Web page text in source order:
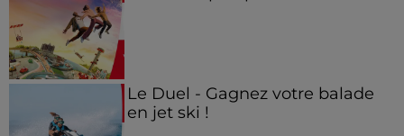
Le Duel - Gagnez votre balade
en jet ski !